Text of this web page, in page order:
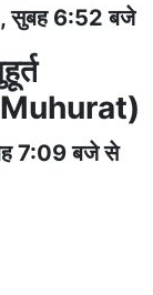
सुबह 6:52 बजे
7:09 बजे से